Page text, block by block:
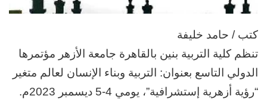
كتب / حامد خليفة
تنظم كلية التربية بنين بالقاهرة جامعة الأزهر مؤتمرها
الدولي التاسع بعنوان: التربية وبناء الإنسان لعالم متغير
“رؤية أزهرية إستشرافية”، يومي 4-5 ديسمبر 2023م.